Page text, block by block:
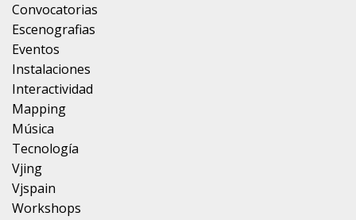
Convocatorias
Escenografias
Eventos
Instalaciones
Interactividad
Mapping
Música
Tecnología
Vjing
Vjspain
Workshops